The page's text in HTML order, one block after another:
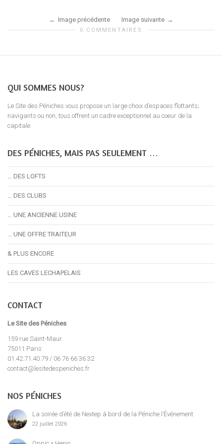
Image précédente Image suivante
0 COMMENTAIRES
QUI SOMMES NOUS?
Le Site des Péniches vous propose un large choix d’espaces flottants;
navigants ou non, tous offrent un cadre exceptionnel au coeur de la
capitale.
DES PÉNICHES, MAIS PAS SEULEMENT …
… DES LOFTS
… DES CLUBS
… UNE ANCIENNE USINE
… UNE OFFRE TRAITEUR
& PLUS ENCORE
LES CAVES LECHAPELAIS
CONTACT
Le Site des Péniches
159 rue Saint-Maur
75011 Paris
01.42.71.40.79 / 06 76 66 36 32
contact@lesitedespeniches.fr
NOS PÉNICHES
La soirée d’été de Nextep à bord de la Péniche l’Événement
22 juillet 2026